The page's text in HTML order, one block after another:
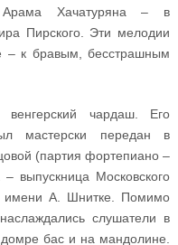
Хачатуряна – в
Пирского. Эти мелодии
– к бравым, бесстрашным
чардаш. Его
мастерски передан в
(партия фортепиано –
выпускница Московского
имени А. Шнитке. Помимо
слушатели в
домре бас и на мандолине.